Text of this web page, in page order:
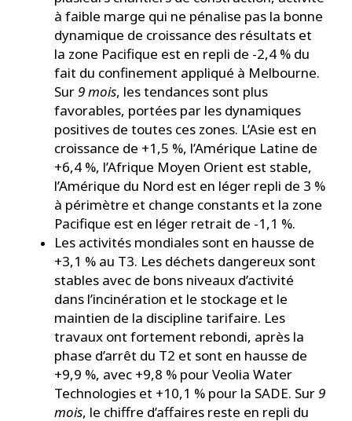
à faible marge qui ne pénalise pas la bonne
dynamique de croissance des résultats et
la zone Pacifique est en repli de -2,4 % du
fait du confinement appliqué à Melbourne.
Sur9 mois, les tendances sont plus
favorables, portées par les dynamiques
positives de toutes ces zones. L’Asie est en
croissance de +1,5 %, l’Amérique Latine de
+6,4 %, l’Afrique Moyen Orient est stable,
l’Amérique du Nord est en léger repli de 3 %
à périmètre et change constants et la zone
Pacifique est en léger retrait de -1,1 %.
Les activités mondiales sont en hausse de
+3,1 % au T3. Les déchets dangereux sont
stables avec de bons niveaux d’activité
dans l’incinération et le stockage et le
maintien de la discipline tarifaire. Les
travaux ont fortement rebondi, après la
phase d’arrêt du T2 et sont en hausse de
+9,9 %, avec +9,8 % pour Veolia Water
Technologies et +10,1 % pour la SADE. Sur9
mois, le chiffre d’affaires reste en repli du